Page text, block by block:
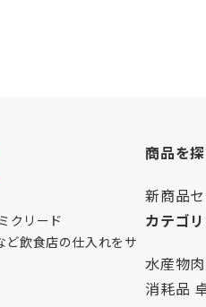
クリード
飲食店の仕入れをサ
商品を
新商品
カテゴ
水産物
消耗品